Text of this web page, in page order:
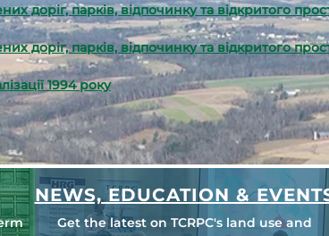
доріг, парків, відпочинку та відкритого
доріг, парків, відпочинку та відкритого
1994 року
NEWS, EDUCATION &
Get the latest on TCRPC's land use and